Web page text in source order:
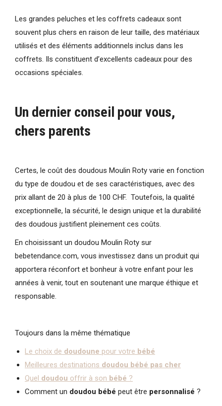
Les grandes peluches et les coffrets cadeaux sont
souvent plus chers en raison de leur taille, des matériaux
utilisés et des éléments additionnels inclus dans les
coffrets. Ils constituent d’excellents cadeaux pour des
occasions spéciales.
Un dernier conseil pour vous,
chers parents
Certes, le coût des doudous Moulin Roty varie en fonction
du type de doudou et de ses caractéristiques, avec des
prix allant de 20 à plus de 100 CHF. Toutefois, la qualité
exceptionnelle, la sécurité, le design unique et la durabilité
des doudous justifient pleinement ces coûts.
En choisissant un doudou Moulin Roty sur
bebetendance.com, vous investissez dans un produit qui
apportera réconfort et bonheur à votre enfant pour les
années à venir, tout en soutenant une marque éthique et
responsable.
Toujours dans la même thématique
Le choix de doudoune pour votre bébé
Meilleures destinations doudou bébé pas cher
Quel doudou offrir à son bébé ?
Comment un doudou bébé peut être personnalisé ?